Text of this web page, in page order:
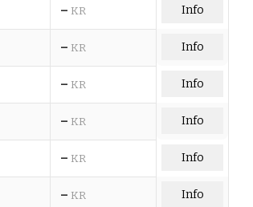
– KR Info
– KR Info
– KR Info
– KR Info
– KR Info
– KR Info